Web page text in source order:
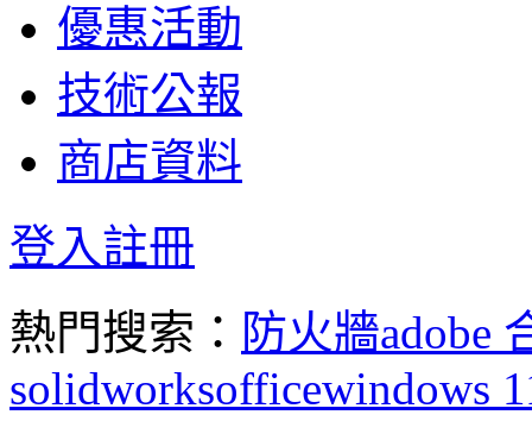
優惠活動
技術公報
商店資料
登入註冊
熱門搜索： 防火牆adobe
solidworksofficewindows